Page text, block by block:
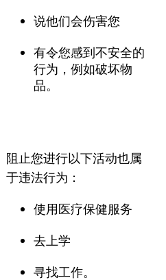
说他们会伤害您
有令您感到不安全的
行为，例如破坏物
品。
阻止您进行以下活动也属
于违法行为：
使用医疗保健服务
去上学
寻找工作。